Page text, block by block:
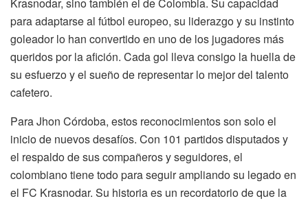
para adaptarse al fútbol europeo, su liderazgo y su instinto
goleador lo han convertido en uno de los jugadores más
queridos por la afición. Cada gol lleva consigo la huella de
su esfuerzo y el sueño de representar lo mejor del talento
cafetero.
Para Jhon Córdoba, estos reconocimientos son solo el
inicio de nuevos desafíos. Con 101 partidos disputados y
el respaldo de sus compañeros y seguidores, el
colombiano tiene todo para seguir ampliando su legado en
el FC Krasnodar. Su historia es un recordatorio de que la